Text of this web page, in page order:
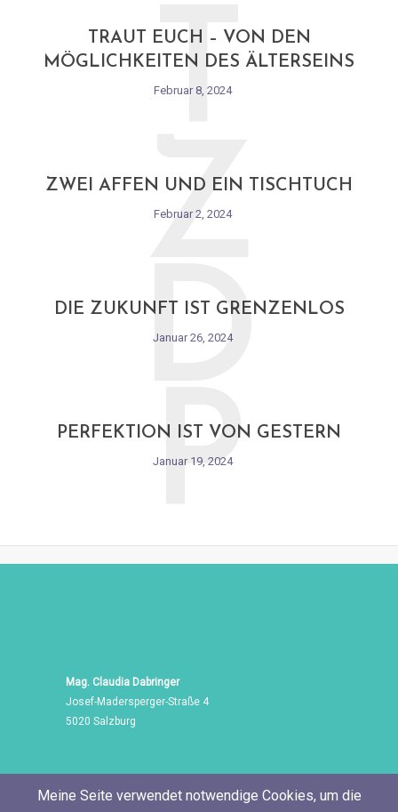
TRAUT EUCH – VON DEN
MÖGLICHKEITEN DES ÄLTERSEINS
Februar 8, 2024
T
ZWEI AFFEN UND EIN TISCHTUCH
Februar 2, 2024
Z
DIE ZUKUNFT IST GRENZENLOS
Januar 26, 2024
D
PERFEKTION IST VON GESTERN
Januar 19, 2024
P
Mag. Claudia Dabringer
Josef-Madersperger-Straße 4
5020 Salzburg
Meine Seite verwendet notwendige Cookies, um die